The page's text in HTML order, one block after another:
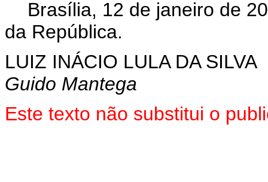
Brasília, 12 de janeiro de
da República.
LUIZ INÁCIO LULA DA SILVA
Guido Mantega
Este texto não substitui o